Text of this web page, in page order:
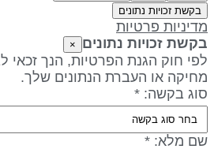
בקשת זכויות נתונים
פרטיות
זכויות נתונים
חוק הגנת הפרטיות, הנך זכאי
או העברת הנתונים שלך.
בקשה: *
מלא: *